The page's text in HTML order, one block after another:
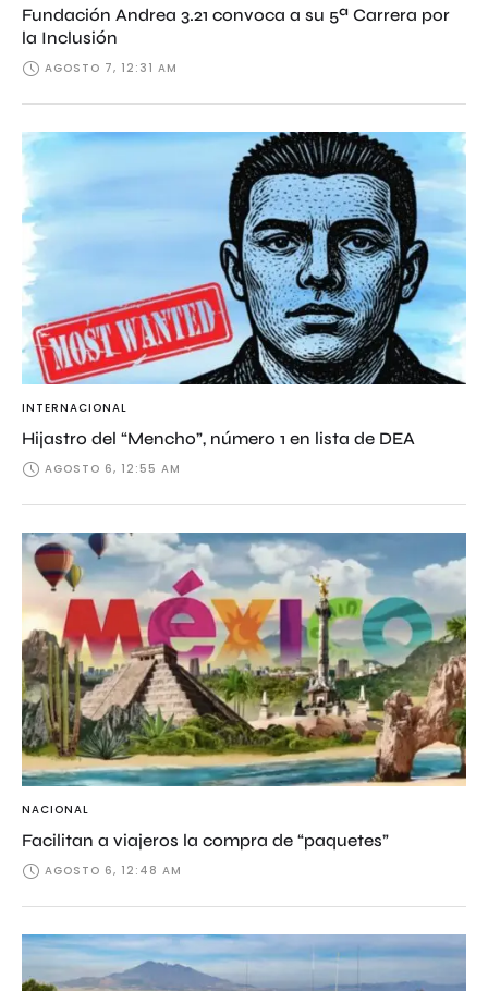
Fundación Andrea 3.21 convoca a su 5ª Carrera por
la Inclusión
AGOSTO 7, 12:31 AM
INTERNACIONAL
Hijastro del “Mencho”, número 1 en lista de DEA
AGOSTO 6, 12:55 AM
NACIONAL
Facilitan a viajeros la compra de “paquetes”
AGOSTO 6, 12:48 AM